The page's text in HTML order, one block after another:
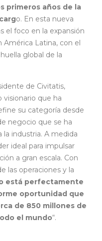
primeros años de la
o. En esta nueva
el foco en la expansión
América Latina, con el
global de la
de Civitatis,
visionario que ha
su categoría desde
negocio que se ha
industria. A medida
ideal para impulsar
a gran escala. Con
las operaciones y la
está perfectamente
oportunidad que
de 850 millones de
el mundo“.